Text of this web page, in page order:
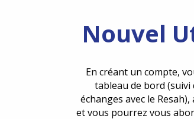
Nouvel
En créant un compte,
tableau de bord (suivi
échanges avec le
et vous pourrez vous